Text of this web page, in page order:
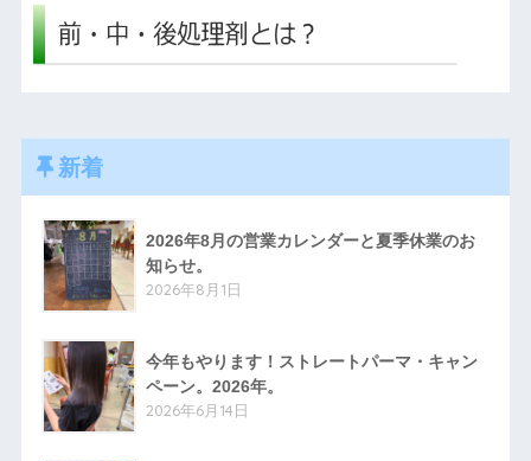
新着
2026年8月の営業カレンダーと夏季休業のお
知らせ。
2026年8月1日
今年もやります！ストレートパーマ・キャン
ペーン。2026年。
2026年6月14日